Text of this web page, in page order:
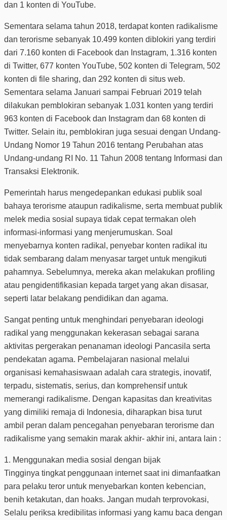
dan 1 konten di YouTube.
Sementara selama tahun 2018, terdapat konten radikalisme
dan terorisme sebanyak 10.499 konten diblokiri yang terdiri
dari 7.160 konten di Facebook dan Instagram, 1.316 konten
di Twitter, 677 konten YouTube, 502 konten di Telegram, 502
konten di file sharing, dan 292 konten di situs web.
Sementara selama Januari sampai Februari 2019 telah
dilakukan pemblokiran sebanyak 1.031 konten yang terdiri
963 konten di Facebook dan Instagram dan 68 konten di
Twitter. Selain itu, pemblokiran juga sesuai dengan Undang-
Undang Nomor 19 Tahun 2016 tentang Perubahan atas
Undang-undang RI No. 11 Tahun 2008 tentang Informasi dan
Transaksi Elektronik.
Pemerintah harus mengedepankan edukasi publik soal
bahaya terorisme ataupun radikalisme, serta membuat publik
melek media sosial supaya tidak cepat termakan oleh
informasi-informasi yang menjerumuskan. Soal
menyebarnya konten radikal, penyebar konten radikal itu
tidak sembarang dalam menyasar target untuk mengikuti
pahamnya. Sebelumnya, mereka akan melakukan profiling
atau pengidentifikasian kepada target yang akan disasar,
seperti latar belakang pendidikan dan agama.
Sangat penting untuk menghindari penyebaran ideologi
radikal yang menggunakan kekerasan sebagai sarana
aktivitas pergerakan penanaman ideologi Pancasila serta
pendekatan agama. Pembelajaran nasional melalui
organisasi kemahasiswaan adalah cara strategis, inovatif,
terpadu, sistematis, serius, dan komprehensif untuk
memerangi radikalisme. Dengan kapasitas dan kreativitas
yang dimiliki remaja di Indonesia, diharapkan bisa turut
ambil peran dalam pencegahan penyebaran terorisme dan
radikalisme yang semakin marak akhir- akhir ini, antara lain :
1. Menggunakan media sosial dengan bijak
Tingginya tingkat penggunaan internet saat ini dimanfaatkan
para pelaku teror untuk menyebarkan konten kebencian,
benih ketakutan, dan hoaks. Jangan mudah terprovokasi,
Selalu periksa kredibilitas informasi yang kamu baca dengan